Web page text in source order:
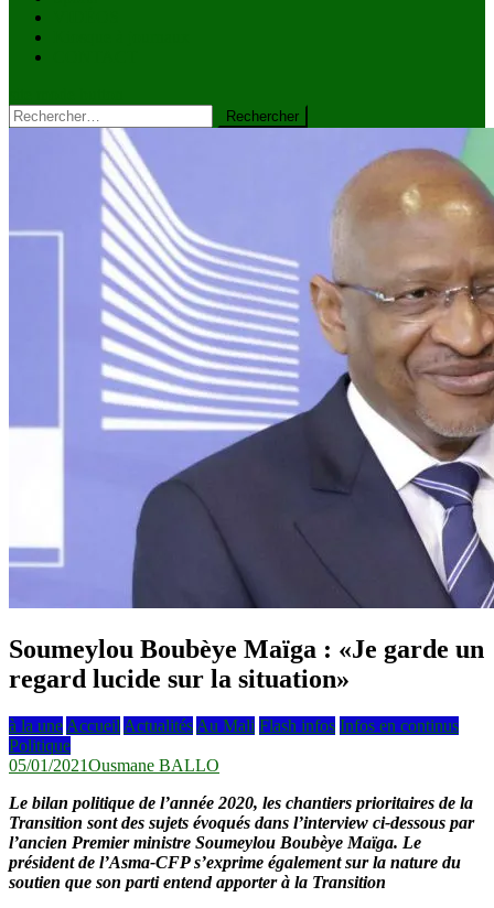
Rechercher :
Soumeylou Boubèye Maïga : «Je garde un
regard lucide sur la situation»
à la une Accueil Actualités Au Mali Flash infos Infos en continus
Politique
05/01/2021Ousmane BALLO
Le bilan politique de l’année 2020, les chantiers prioritaires de la
Transition sont des sujets évoqués dans l’interview ci-dessous par
l’ancien Premier ministre Soumeylou Boubèye Maïga. Le
président de l’Asma-CFP s’exprime également sur la nature du
soutien que son parti entend apporter à la Transition